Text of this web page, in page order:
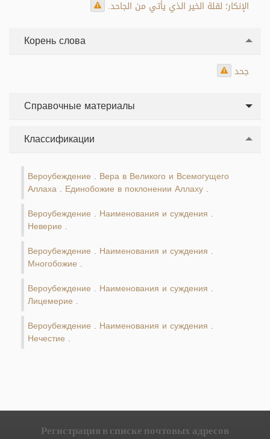
الإنكار؛ لقلة الخير الذي يأتي من الجاحد.
Корень слова
جحد
Справочные материалы
Классификации
Вероубеждение Вера в Великого и Всемогущего
Аллаха Единобожие в поклонении Аллаху
Вероубеждение Наименования и суждения
Неверие
Вероубеждение Наименования и суждения
Многобожие
Вероубеждение Наименования и суждения
Лицемерие
Вероубеждение Наименования и суждения
Нечестие
Регистрация в списке почтовых адресов